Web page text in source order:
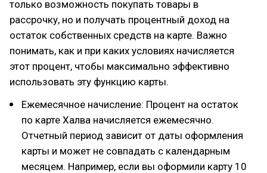
только возможность покупать товары в
рассрочку, но и получать процентный доход на
остаток собственных средств на карте. Важно
понимать, как и при каких условиях начисляется
этот процент, чтобы максимально эффективно
использовать эту функцию карты.
Ежемесячное начисление: Процент на остаток
по карте Халва начисляется ежемесячно.
Отчетный период зависит от даты оформления
карты и может не совпадать с календарным
месяцем. Например, если вы оформили карту 10